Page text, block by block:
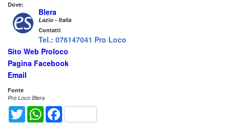
Dove:
Blera
Lazio - Italia
Contatti
Tel.: 076147041 Pro Loco
Sito Web Proloco
Pagina Facebook
Email
Fonte
Pro Loco Blera
Twitter WhatsAppFacebook